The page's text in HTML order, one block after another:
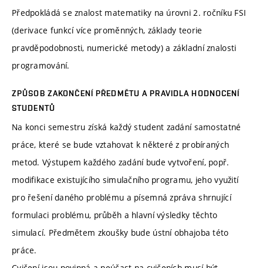
Předpokládá se znalost matematiky na úrovni 2. ročníku FSI
(derivace funkcí více proměnných, základy teorie
pravděpodobnosti, numerické metody) a základní znalosti
programování.
ZPŮSOB ZAKONČENÍ PŘEDMĚTU A PRAVIDLA HODNOCENÍ
STUDENTŮ
Na konci semestru získá každý student zadání samostatné
práce, které se bude vztahovat k některé z probíraných
metod. Výstupem každého zadání bude vytvoření, popř.
modifikace existujícího simulačního programu, jeho využití
pro řešení daného problému a písemná zpráva shrnující
formulaci problému, průběh a hlavní výsledky těchto
simulací. Předmětem zkoušky bude ústní obhajoba této
práce.